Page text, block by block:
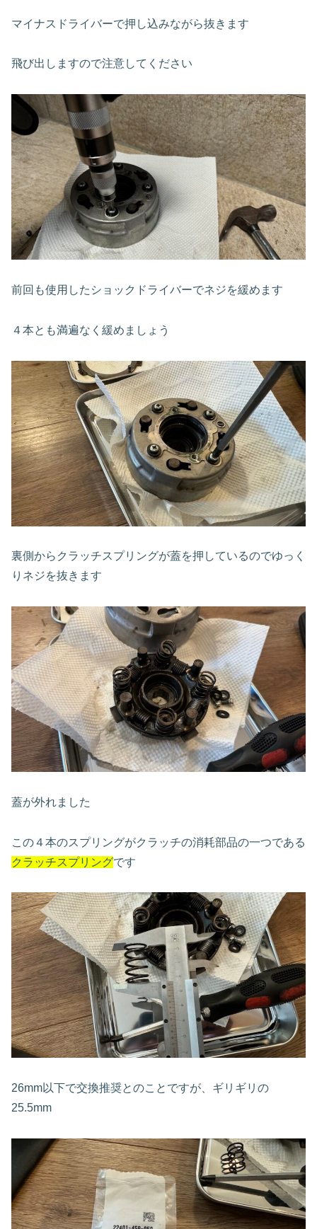
マイナスドライバーで押し込みながら抜きます
飛び出しますので注意してください
前回も使用したショックドライバーでネジを緩めます
４本とも満遍なく緩めましょう
裏側からクラッチスプリングが蓋を押しているのでゆっく
りネジを抜きます
蓋が外れました
この４本のスプリングがクラッチの消耗部品の一つである
クラッチスプリングです
26mm以下で交換推奨とのことですが、ギリギリの
25.5mm